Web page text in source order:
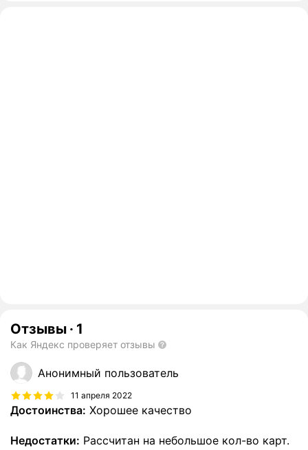
Отзывы · 1
Как Яндекс проверяет отзывы
Анонимный пользователь
11 апреля 2022
Достоинства: Хорошее качество
Недостатки: Рассчитан на небольшое кол-во карт.